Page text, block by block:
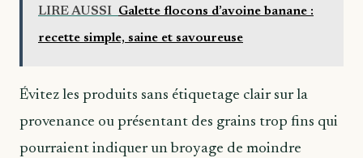
LIRE AUSSI Galette flocons d’avoine banane :
recette simple, saine et savoureuse
Évitez les produits sans étiquetage clair sur la
provenance ou présentant des grains trop fins qui
pourraient indiquer un broyage de moindre